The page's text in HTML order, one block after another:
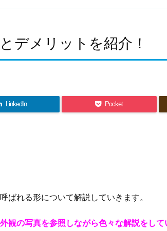
デメリットを紹介！
LinkedIn Pocket
れる形について解説していきます。
の写真を参照しながら色々な解説をして